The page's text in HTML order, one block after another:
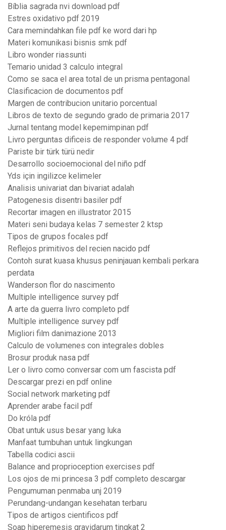
Bíblia sagrada nvi download pdf
Estres oxidativo pdf 2019
Cara memindahkan file pdf ke word dari hp
Materi komunikasi bisnis smk pdf
Libro wonder riassunti
Temario unidad 3 calculo integral
Como se saca el area total de un prisma pentagonal
Clasificacion de documentos pdf
Margen de contribucion unitario porcentual
Libros de texto de segundo grado de primaria 2017
Jurnal tentang model kepemimpinan pdf
Livro perguntas dificeis de responder volume 4 pdf
Pariste bir türk türü nedir
Desarrollo socioemocional del niño pdf
Yds için ingilizce kelimeler
Analisis univariat dan bivariat adalah
Patogenesis disentri basiler pdf
Recortar imagen en illustrator 2015
Materi seni budaya kelas 7 semester 2 ktsp
Tipos de grupos focales pdf
Reflejos primitivos del recien nacido pdf
Contoh surat kuasa khusus peninjauan kembali perkara
perdata
Wanderson flor do nascimento
Multiple intelligence survey pdf
A arte da guerra livro completo pdf
Multiple intelligence survey pdf
Migliori film danimazione 2013
Calculo de volumenes con integrales dobles
Brosur produk nasa pdf
Ler o livro como conversar com um fascista pdf
Descargar prezi en pdf online
Social network marketing pdf
Aprender arabe facil pdf
Do króla pdf
Obat untuk usus besar yang luka
Manfaat tumbuhan untuk lingkungan
Tabella codici ascii
Balance and proprioception exercises pdf
Los ojos de mi princesa 3 pdf completo descargar
Pengumuman penmaba unj 2019
Perundang-undangan kesehatan terbaru
Tipos de artigos cientificos pdf
Soap hiperemesis gravidarum tingkat 2